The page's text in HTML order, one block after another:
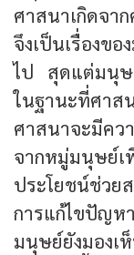
ศาสนาเกิดจ
จึงเป็นเรื่องข
ไป สุดแต่มนุษ
ในฐานะที่ศาส
ศาสนาจะมีค
จากหมู่มนุษ
ประโยชน์ช่ว
การแก้ไขปัญ
มนุษย์ยังมองเ